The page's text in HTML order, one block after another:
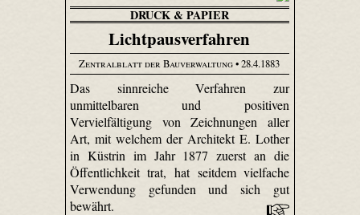
DRUCK & PAPIER
Lichtpausverfahren
Zentralblatt der Bauverwaltung• 28.4.1883
Das sinnreiche Verfahren zur
unmittelbaren und positiven
Vervielfältigung von Zeichnungen aller
Art, mit welchem der Architekt E. Lother
in Küstrin im Jahr 1877 zuerst an die
Öffentlichkeit trat, hat seitdem vielfache
Verwendung gefunden und sich gut
bewährt.